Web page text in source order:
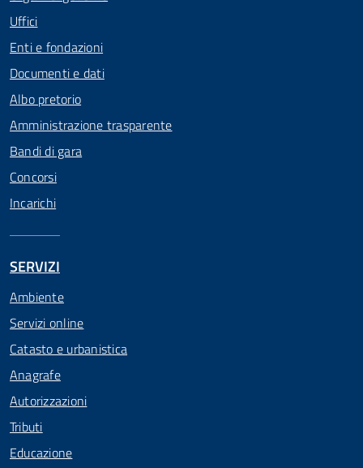
Uffici
Enti e fondazioni
Documenti e dati
Albo pretorio
Amministrazione trasparente
Bandi di gara
Concorsi
Incarichi
SERVIZI
Ambiente
Servizi online
Catasto e urbanistica
Anagrafe
Autorizzazioni
Tributi
Educazione